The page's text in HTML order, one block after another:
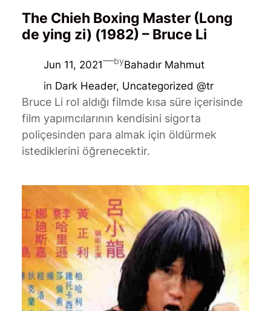
The Chieh Boxing Master (Long
de ying zi) (1982) – Bruce Li
Jun 11, 2021—byBahadır Mahmut
in Dark Header, Uncategorized @tr
Bruce Li rol aldığı filmde kısa süre içerisinde
film yapımcılarının kendisini sigorta
poliçesinden para almak için öldürmek
istediklerini öğrenecektir.